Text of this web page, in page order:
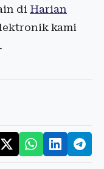
di Harian
kami
.